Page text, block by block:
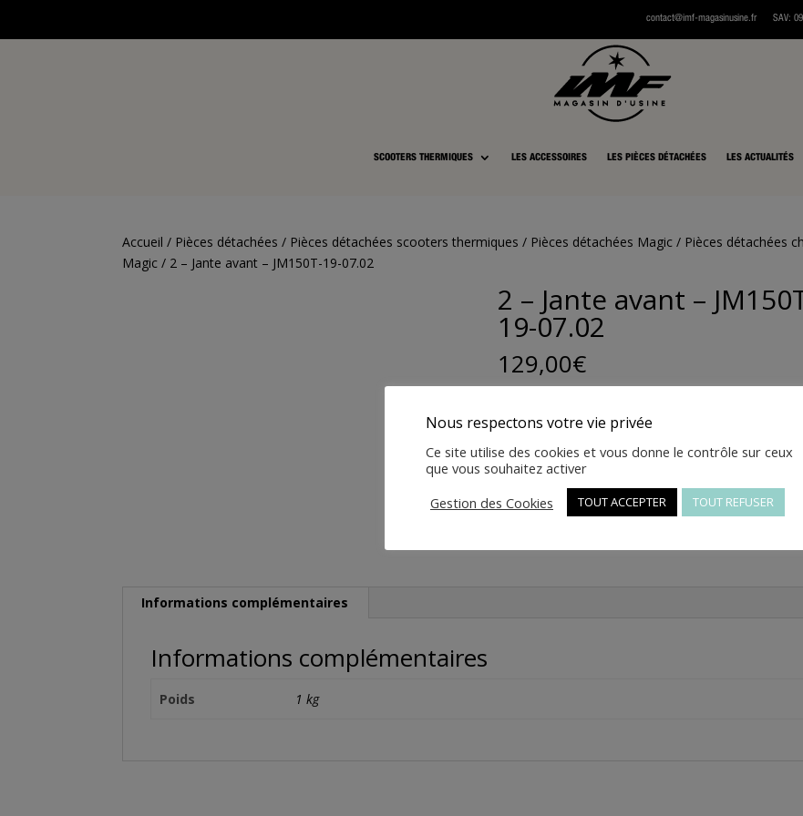
contact@imf-magasinusine.frSAV: 0
SCOOTERS THERMIQUES LES ACCESSOIRES LES PIÈCES DÉTACHÉES LES ACTUALITÉS
Accueil / Pièces détachées / Pièces détachées scooters thermiques / Pièces détachées Magic / Pièces détachées
Magic / 2 – Jante avant – JM150T-19-07.02
2 – Jante avant –
19-07.02
129,00€
de
2
-
avant
JM150T-
Ajouter au panier
UGS :JM150T-19-07.02 Catégorie :Pièces détachées
Informations complémentaires
Informations complémentaires
Poids 1 kg
Nous respectons votre vie privée
Ce site utilise des cookies et vous donne le contrôle sur ceux
que vous souhaitez activer
Gestion des Cookies
TOUT ACCEPTER TOUT REFUSER